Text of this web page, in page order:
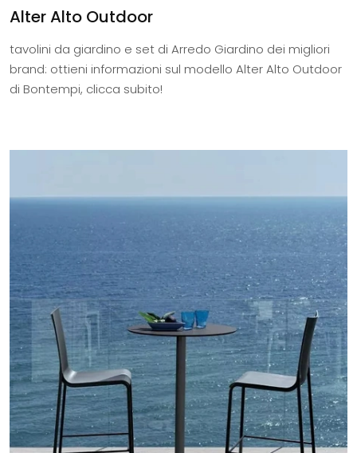
Alter Alto Outdoor
tavolini da giardino e set di Arredo Giardino dei migliori
brand: ottieni informazioni sul modello Alter Alto Outdoor
di Bontempi, clicca subito!